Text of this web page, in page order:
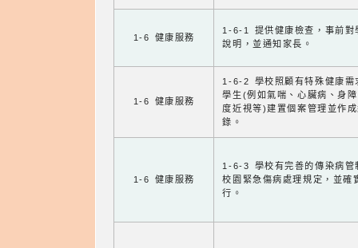
1-6 健康服務
1-6-1 提供健康檢查，事前對
說明，並通知家長。
1-6 健康服務
1-6-2 學校照顧有特殊健康需
學生(例如氣喘、心臟病、身
度近視等)建置個案管理並作
錄。
1-6 健康服務
1-6-3 學校有完善的傳染病管
校園緊急傷病處理規定，並確
行。